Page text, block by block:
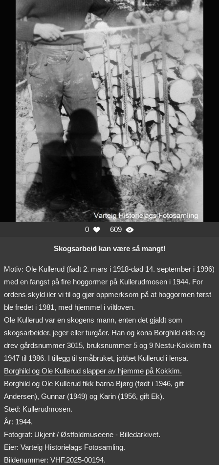
0  609 
Skogsarbeid kan være så mangt!
Motiv: Ole Kullerud (født 2. mars i 1918-død 14. september i 1996)
med en fangst på fire hoggormer på Kullerudmosen i 1944. For
ordens skyld iler vi til og gjør oppmerksom på at hoggormen først
ble fredet i 1981, med hjemmel i viltloven.
Ole Kullerud var en skogens mann, enten det gjaldt som
skogsarbeider, jeger eller turgåer. Han og kona Borghild eide og
drev gårdsnummer 3015, bruksnummer 5 og 9 Nestu-Kokkim fra
1947 til 1986. I tillegg til småbruket, jobbet Kullerud i lensa.
Borghild og Ole Kullerud slapper av hjemme på Kokkim.
Borghild og Ole Kullerud fikk barna Bjørg (født i 1946, gift
Andersen), Gunnar (1949) og Karin (1956, gift Ek).
Sted: Kullerudmosen.
År: 1944.
Fotograf: Ukjent / Østfoldmuseene - Billedarkivet.
Eier: Varteig Historielags Fotosamling.
Bildenummer: VHF.2025-00194.